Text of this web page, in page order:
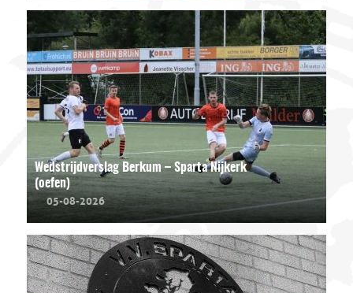
Wedstrijdverslag Berkum – Sparta Nijkerk
(oefen)
05-08-2026